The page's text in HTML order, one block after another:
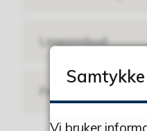
Leseombud
Følgesvenn
Samtykke
Vi bruker